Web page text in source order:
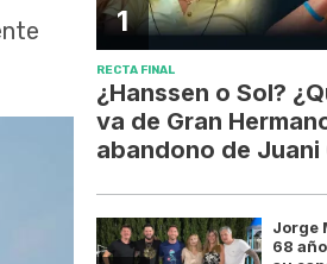
1
RECTA FINAL
¿Hanssen o Sol?
va de Gran
abandono de Juani
Jorge
68